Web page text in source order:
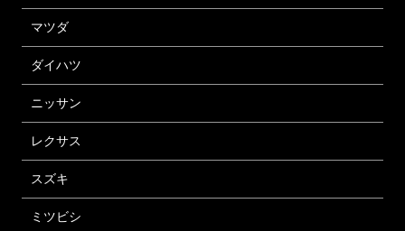
マツダ
ダイハツ
ニッサン
レクサス
スズキ
ミツビシ